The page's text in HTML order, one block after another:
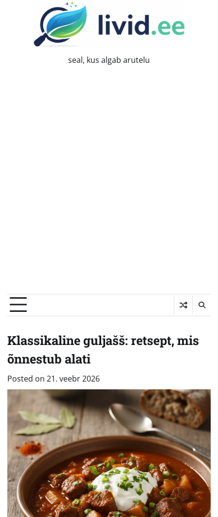
seal, kus algab arutelu
Klassikaline guljašš: retsept, mis
õnnestub alati
Posted on 21. veebr 2026